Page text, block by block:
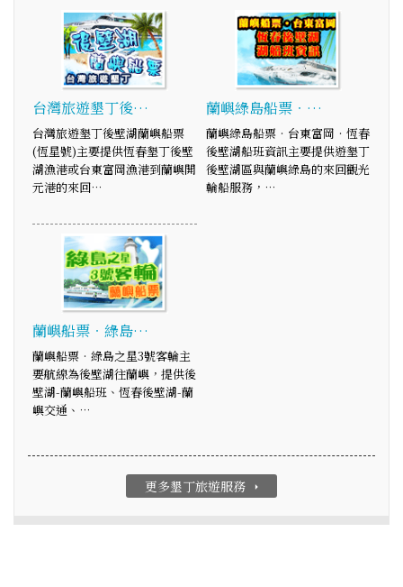
台灣旅遊墾丁後…
台灣旅遊墾丁後壁湖蘭嶼船票
(恆星號)主要提供恆春墾丁後壁
湖漁港或台東富岡漁港到蘭嶼開
元港的來回…
蘭嶼綠島船票‧…
蘭嶼綠島船票‧台東富岡‧恆春
後壁湖船班資訊主要提供遊墾丁
後壁湖區與蘭嶼綠島的來回觀光
輪船服務，…
蘭嶼船票‧綠島…
蘭嶼船票‧綠島之星3號客輪主
要航線為後壁湖往蘭嶼，提供後
壁湖-蘭嶼船班、恆春後壁湖-蘭
嶼交通、…
更多墾丁旅遊服務 arrow_right